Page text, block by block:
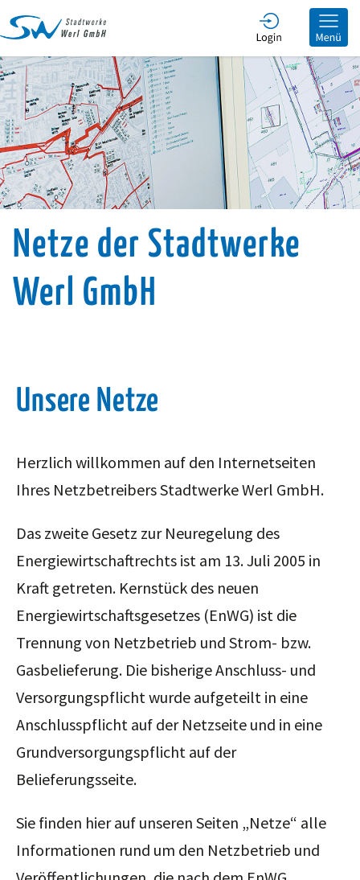
Netze der Stadtwerke
Werl GmbH
Unsere Netze
Herzlich willkommen auf den Internetseiten
Ihres Netzbetreibers Stadtwerke Werl GmbH.
Das zweite Gesetz zur Neuregelung des
Energiewirtschaftrechts ist am 13. Juli 2005 in
Kraft getreten. Kernstück des neuen
Energiewirtschaftsgesetzes (EnWG) ist die
Trennung von Netzbetrieb und Strom- bzw.
Gasbelieferung. Die bisherige Anschluss- und
Versorgungspflicht wurde aufgeteilt in eine
Anschlusspflicht auf der Netzseite und in eine
Grundversorgungspflicht auf der
Belieferungsseite.
Sie finden hier auf unseren Seiten „Netze“ alle
Informationen rund um den Netzbetrieb und